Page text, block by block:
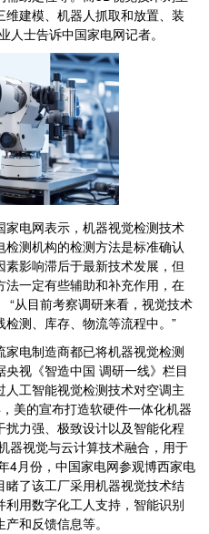
建模、机器人抓取和放置、装
人士告诉中国家电网记者。
电网表示，机器视觉检测技术
测机构的检测方法是标准确认
影响滞后于最新技术发展，但
一定有些辅助和补充作用，在
“从目前考察调研来看，视觉技术
测、库存、物流等流程中。”
电制造商都已将机器视觉检测
视《智造中国 调研一线》栏目
工智能视觉检测技术对空调主
美的宣布打造软硬件一体化机器
力强、极致设计以及智能化程
器视觉与云计算技术融合，用于
4月份，中国家电网参观博西家电
了该工厂采用机器视觉技术结
用数字化工人支持，智能识别
和反馈信息等。